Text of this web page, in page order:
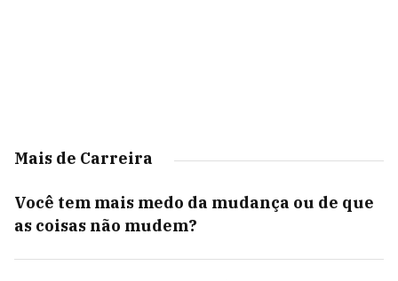
Mais de Carreira
Você tem mais medo da mudança ou de que
as coisas não mudem?